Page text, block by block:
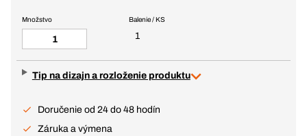
Balenie / KS
1
Množstvo
Tip na dizajn a rozloženie produktu
Doručenie od 24 do 48 hodín
Záruka a výmena